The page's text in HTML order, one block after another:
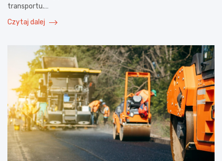
transportu.…
Czytaj dalej